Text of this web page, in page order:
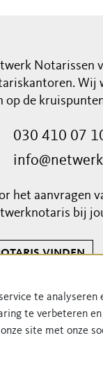
te
te verbeteren
site met onze
Notarissen
Wij
op de
030 410 07
het aanvragen
bij
vinden
je in voor